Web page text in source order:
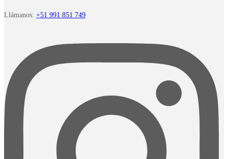
Llámanos: +51 991 851 749